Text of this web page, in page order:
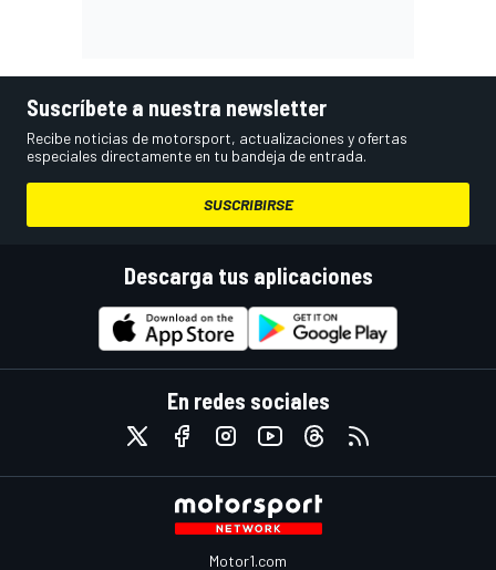
Suscríbete a nuestra newsletter
Recibe noticias de motorsport, actualizaciones y ofertas
especiales directamente en tu bandeja de entrada.
SUSCRIBIRSE
Descarga tus aplicaciones
En redes sociales
Motor1.com